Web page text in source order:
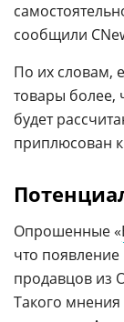
сообщили
По их словам,
товары более,
будет
приплюсован к
Опрошенные «
что появление
продавцов из
Такого мнения